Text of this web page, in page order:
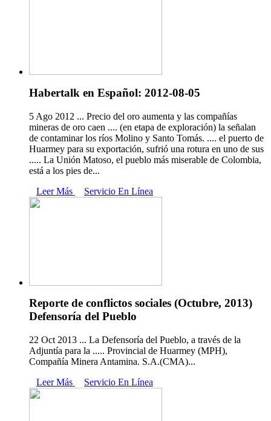
Habertalk en Español: 2012-08-05
5 Ago 2012 ... Precio del oro aumenta y las compañías
mineras de oro caen .... (en etapa de exploración) la señalan
de contaminar los ríos Molino y Santo Tomás. .... el puerto de
Huarmey para su exportación, sufrió una rotura en uno de sus
..... La Unión Matoso, el pueblo más miserable de Colombia,
está a los pies de...
Leer Más
Servicio En Línea
Reporte de conflictos sociales (Octubre, 2013)
Defensoría del Pueblo
22 Oct 2013 ... La Defensoría del Pueblo, a través de la
Adjuntía para la ..... Provincial de Huarmey (MPH),
Compañía Minera Antamina. S.A.(CMA)...
Leer Más
Servicio En Línea